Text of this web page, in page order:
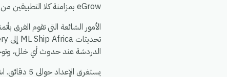
eGrow بمزامنة كلا التطبيقين من ذلك الحين فصاعداً، في الوقت الفعلي، دون الحاجة إلى مطورين.
الدردشة عند حدوث أي خلل،